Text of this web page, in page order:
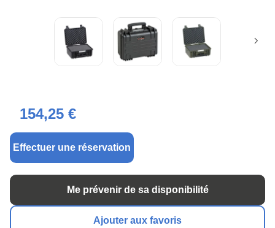
154,25 €
Effectuer une réservation
Me prévenir de sa disponibilité
Ajouter aux favoris